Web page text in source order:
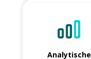
Analytische